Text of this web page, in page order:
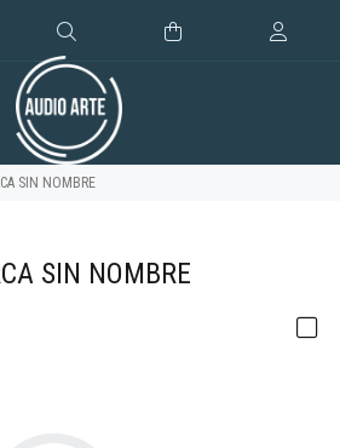
SIN NOMBRE
SIN NOMBRE